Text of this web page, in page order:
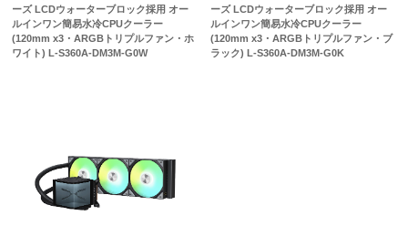
ーズ LCDウォーターブロック採用 オー
ルインワン簡易水冷CPUクーラー
(120mm x3・ARGBトリプルファン・ホ
ワイト) L-S360A-DM3M-G0W
ーズ LCDウォーターブロック採用 オー
ルインワン簡易水冷CPUクーラー
(120mm x3・ARGBトリプルファン・ブ
ラック) L-S360A-DM3M-G0K